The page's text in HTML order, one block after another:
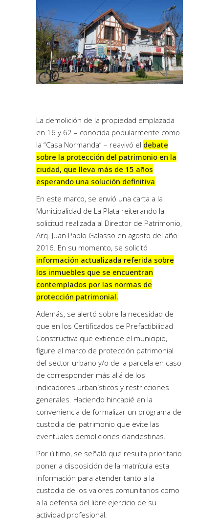
La demolición de la propiedad emplazada
en 16 y 62 – conocida popularmente como
la “Casa Normanda” – reavivó el debate
sobre la protección del patrimonio en la
ciudad, que lleva más de 15 años
esperando una solución definitiva
En este marco, se envió una carta a la
Municipalidad de La Plata reiterando la
solicitud realizada al Director de Patrimonio,
Arq. Juan Pablo Galasso en agosto del año
2016. En su momento, se solicitó
información actualizada referida sobre
los inmuebles que se encuentran
contemplados por las normas de
protección patrimonial.
Además, se alertó sobre la necesidad de
que en los Certificados de Prefactibilidad
Constructiva que extiende el municipio,
figure el marco de protección patrimonial
del sector urbano y/o de la parcela en caso
de corresponder más allá de los
indicadores urbanísticos y restricciones
generales. Haciendo hincapié en la
conveniencia de formalizar un programa de
custodia del patrimonio que evite las
eventuales demoliciones clandestinas.
Por último, se señaló que resulta prioritario
poner a disposición de la matrícula esta
información para atender tanto a la
custodia de los valores comunitarios como
a la defensa del libre ejercicio de su
actividad profesional.